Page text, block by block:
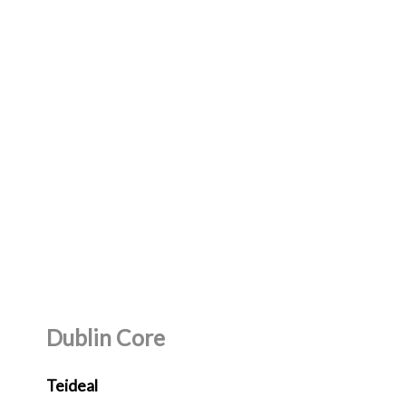
Dublin Core
Teideal